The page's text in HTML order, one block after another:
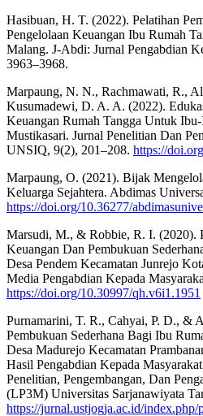
Hasibuan, H. T. (2022). Pelatihan
Pengelolaan Keuangan Ibu Rumah
Malang. J-Abdi: Jurnal Pengabdian
3963–3968.
Marpaung, N. N., Rachmawati, R.,
Kusumadewi, D. A. A. (2022).
Keuangan Rumah Tangga Untuk
Mustikasari. Jurnal Penelitian Dan
UNSIQ, 9(2), 201–208. https://
Marpaung, O. (2021). Bijak
Keluarga Sejahtera. Abdimas
https://doi.org/10.36277/
Marsudi, M., & Robbie, R. I. (2020).
Keuangan Dan Pembukuan
Desa Pendem Kecamatan Junrejo
Media Pengabdian Kepada
https://doi.org/10.30997/qh.v6i1.1951
Purnamarini, T. R., Cahyai, P. D., &
Pembukuan Sederhana Bagi Ibu
Desa Madurejo Kecamatan
Hasil Pengabdian Kepada
Penelitian, Pengembangan, Dan
(LP3M) Universitas Sarjanawiyata
https://jurnal.ustjogja.ac.id/